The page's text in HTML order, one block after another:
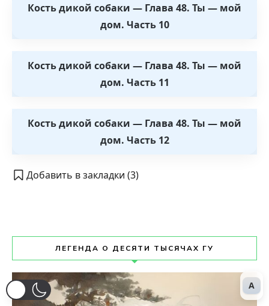
Кость дикой собаки — Глава 48. Ты — мой
дом. Часть 10
Кость дикой собаки — Глава 48. Ты — мой
дом. Часть 11
Кость дикой собаки — Глава 48. Ты — мой
дом. Часть 12
Добавить в закладки (3)
ЛЕГЕНДА О ДЕСЯТИ ТЫСЯЧАХ ГУ
A